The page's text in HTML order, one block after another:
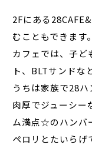
2Fにある
むこともできます。
カフェでは、子ど
ト、BLTサンドな
うちは家族で28ハ
肉厚でジューシー
ム満点☆のハンバ
ペロリとたいらげ